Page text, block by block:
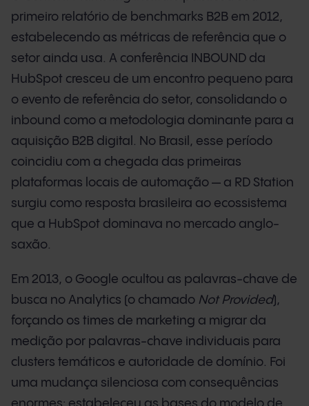
primeiro relatório de benchmarks B2B em 2012,
estabelecendo as métricas de referência que o
setor ainda usa. A conferência INBOUND da
HubSpot cresceu de um encontro pequeno para
o evento de referência do setor, consolidando o
inbound como a metodologia dominante para a
aquisição B2B digital. No Brasil, esse período
coincidiu com a chegada das primeiras
plataformas locais de automação — a RD Station
surgiu como resposta brasileira ao ecossistema
que a HubSpot dominava no mercado anglo-
saxão.
Em 2013, o Google ocultou as palavras-chave de
busca no Analytics (o chamado Not Provided),
forçando os times de marketing a migrar da
medição por palavras-chave individuais para
clusters temáticos e autoridade de domínio. Foi
uma mudança silenciosa com consequências